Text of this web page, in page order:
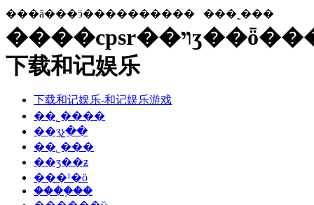
���ã���ӭ���������� ���˷���
����cpsr��ױʒ��ȫ������ҫ���-
下载和记娱乐
下载和记娱乐-和记娱乐游戏
��˾����
��ʒչ��
��˾���
��ʒ��ƶ
���¹�ӧ
����֤��